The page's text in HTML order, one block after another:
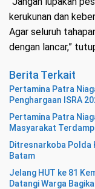
kerukunan dan
Agar seluruh
dengan lancar,”
Berita Terkait
Pertamina Patra
Penghargaan ISRA
Pertamina Patra
Masyarakat
Ditresnarkoba Polda
Batam
Jelang HUT ke 81
Datangi Warga